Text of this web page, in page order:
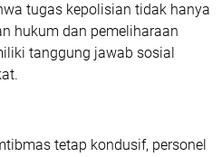
tugas kepolisian tidak hanya
hukum dan pemeliharaan
tanggung jawab sosial
tetap kondusif, personel